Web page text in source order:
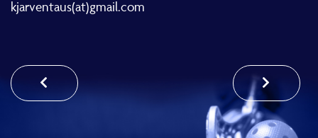
kjarventaus(at)gmail.com